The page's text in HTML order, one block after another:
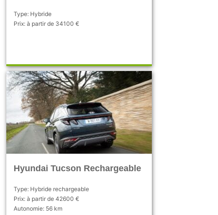
Type: Hybride
Prix: à partir de 34100 €
Hyundai Tucson Rechargeable
Type: Hybride rechargeable
Prix: à partir de 42600 €
Autonomie: 56 km